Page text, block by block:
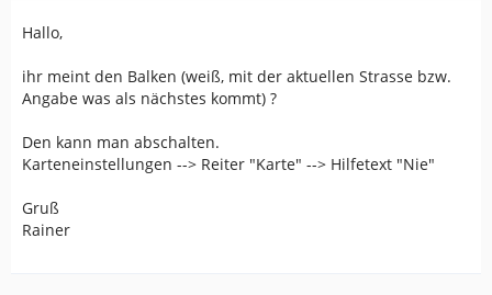
Hallo,
ihr meint den Balken (weiß, mit der aktuellen Strasse bzw.
Angabe was als nächstes kommt) ?
Den kann man abschalten.
Karteneinstellungen --> Reiter "Karte" --> Hilfetext "Nie"
Gruß
Rainer